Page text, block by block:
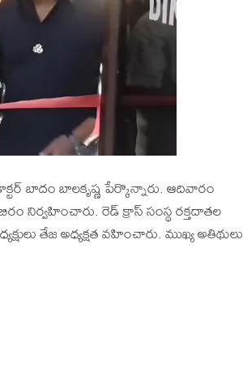
బాదం బాలకృష్ణ పేర్కొన్నారు. ఆదివారం
నిర్వహించారు. రెడ్ క్రాస్ సంస్థ రక్తదాతల
తేజ అధ్యక్షత వహించారు. ముఖ్య అతిథులు